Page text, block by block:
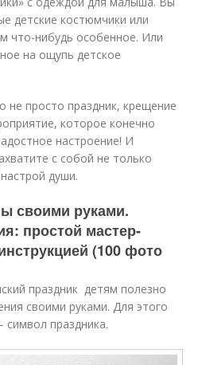
детские костюмчики или
что-нибудь особенное. Или
на ощупь детское
не просто праздник, крещение
которое конечно
настроение! И
с собой не только
души.
своими руками.
простой мастер-
(100 фото
праздник детям полезно
своими руками. Для этого
символ праздника.